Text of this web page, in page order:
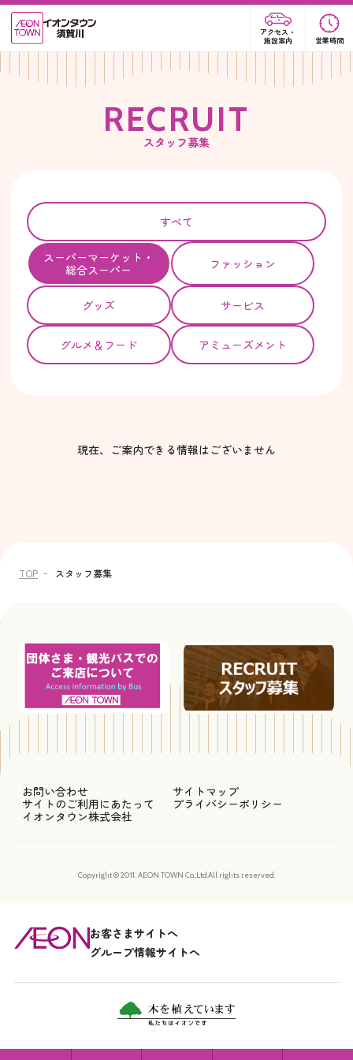
アクセス・
施設案内
営業時間
RECRUIT
スタッフ募集
すべて
スーパーマーケット・
総合スーパー
ファッション
グッズ サービス
グルメ＆フード アミューズメント
現在、ご案内できる情報はございません
TOP スタッフ募集
お問い合わせ
サイトマップ
サイトのご利用にあたって
プライバシーポリシー
イオンタウン株式会社
Copyright © 2011, AEON TOWN Co.,Ltd.All rights reserved.
お客さまサイトへ
グループ情報サイトへ